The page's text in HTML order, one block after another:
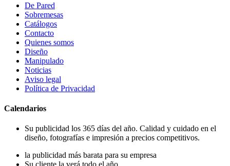
De Pared
Sobremesas
Catálogos
Contacto
Quienes somos
Diseño
Manipulado
Noticias
Aviso legal
Política de Privacidad
Calendarios
Su publicidad los 365 días del año. Calidad y cuidado en el
diseño, fotografías e impresión a precios competitivos.
la publicidad más barata para su empresa